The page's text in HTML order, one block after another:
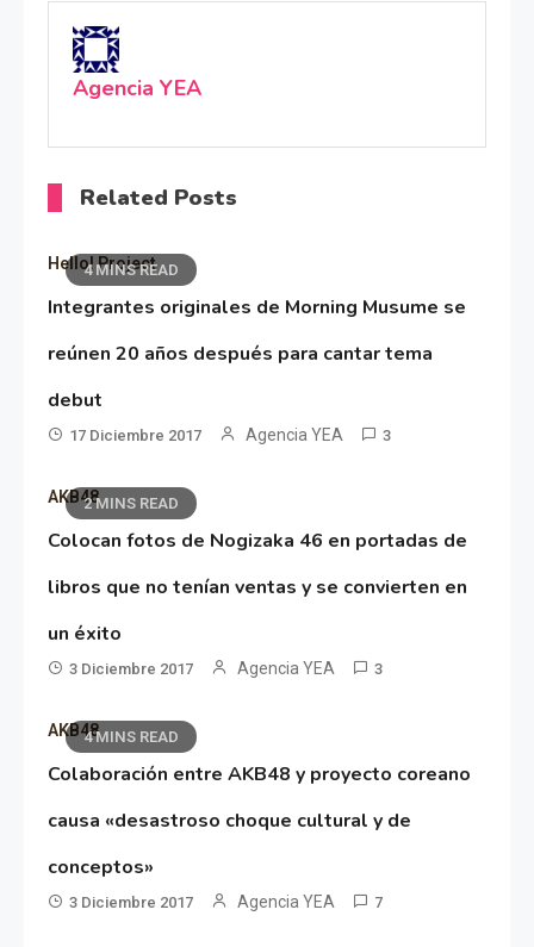
Agencia YEA
Related Posts
4 MINS READ
Hello! Project
Integrantes originales de Morning Musume se
reúnen 20 años después para cantar tema
debut
17 Diciembre 2017 Agencia YEA 3
2 MINS READ
AKB48
Colocan fotos de Nogizaka 46 en portadas de
libros que no tenían ventas y se convierten en
un éxito
3 Diciembre 2017 Agencia YEA 3
4 MINS READ
AKB48
Colaboración entre AKB48 y proyecto coreano
causa «desastroso choque cultural y de
conceptos»
3 Diciembre 2017 Agencia YEA 7